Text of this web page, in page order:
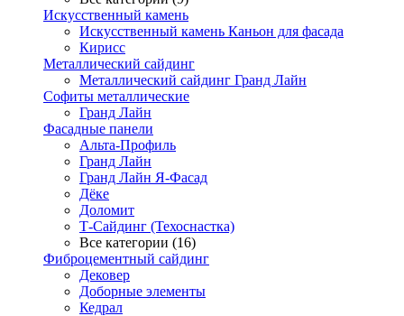
Искусственный камень
Искусственный камень Каньон для фасада
Кирисс
Металлический сайдинг
Металлический сайдинг Гранд Лайн
Софиты металлические
Гранд Лайн
Фасадные панели
Альта-Профиль
Гранд Лайн
Гранд Лайн Я-Фасад
Дёке
Доломит
Т-Сайдинг (Техоснастка)
Все категории (16)
Фиброцементный сайдинг
Дековер
Доборные элементы
Кедрал